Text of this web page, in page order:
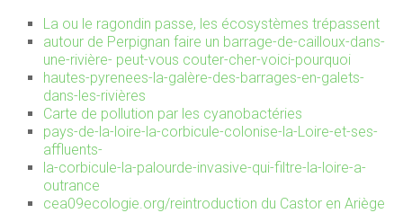
La ou le ragondin passe, les écosystèmes trépassent
autour de Perpignan faire un barrage-de-cailloux-dans-
une-rivière- peut-vous couter-cher-voici-pourquoi
hautes-pyrenees-la-galère-des-barrages-en-galets-
dans-les-rivières
Carte de pollution par les cyanobactéries
pays-de-la-loire-la-corbicule-colonise-la-Loire-et-ses-
affluents-
la-corbicule-la-palourde-invasive-qui-filtre-la-loire-a-
outrance
cea09ecologie.org/reintroduction du Castor en Ariège